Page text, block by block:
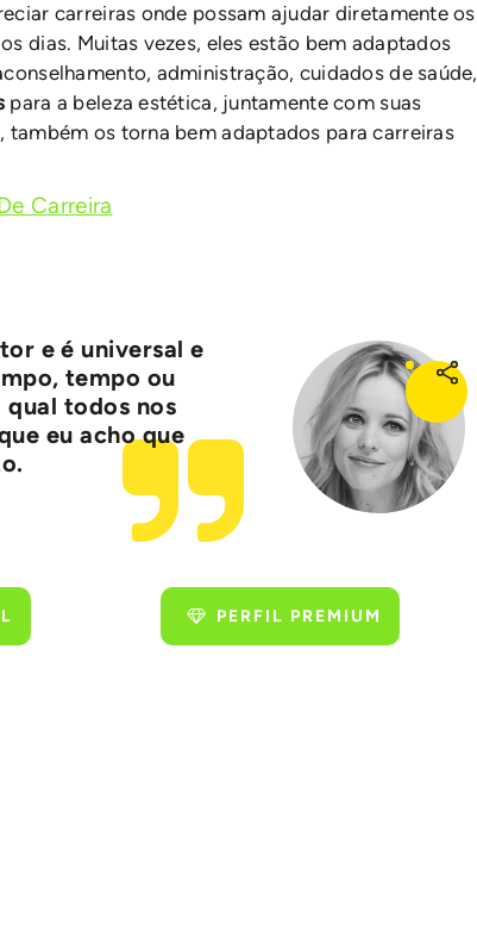
carreiras onde possam ajudar diretamente os
dias. Muitas vezes, eles estão bem adaptados
administração, cuidados de saúde,
para a beleza estética, juntamente com suas
também os torna bem adaptados para carreiras
Carreira
e é universal e
tempo ou
qual todos nos
eu acho que
PERFIL PREMIUM